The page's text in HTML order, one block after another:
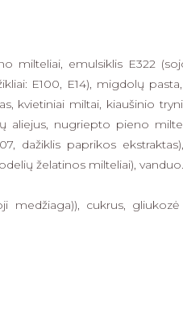
milteliai, emulsiklis E322
E100, E14), migdolų
kvietiniai miltai, kiaušinio
aliejus, nugriepto pieno
dažiklis paprikos
želatinos milteliai), vanduo.
medžiaga)), cukrus, gliukozė